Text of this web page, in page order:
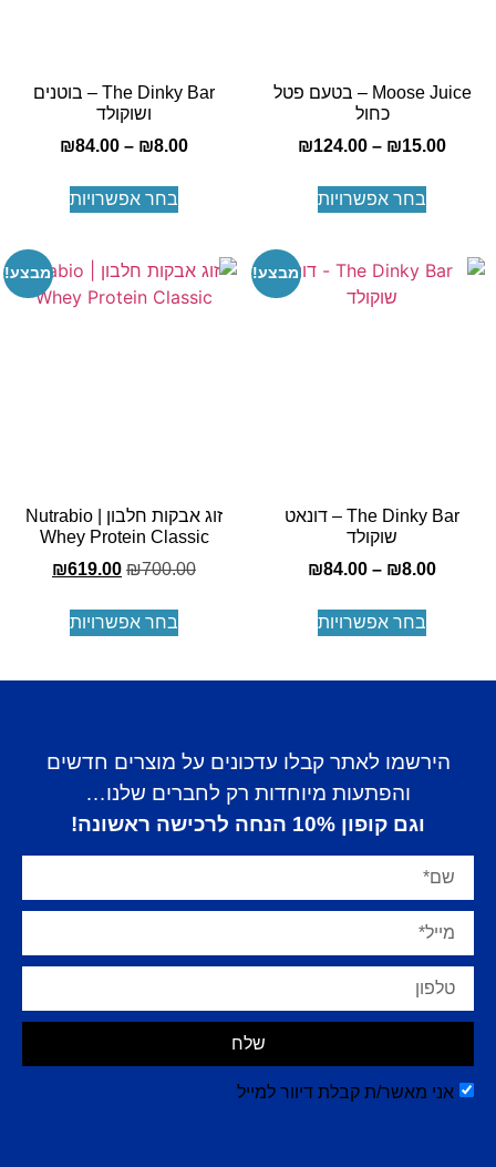
Moose Juice – בטעם פטל
כחול
₪15.00
–
₪124.00
בחר אפשרויות
The Dinky Bar – בוטנים
ושוקולד
₪8.00
–
₪84.00
בחר אפשרויות
מבצע!
The Dinky Bar – דונאט
שוקולד
₪8.00
–
₪84.00
בחר אפשרויות
מבצע!
זוג אבקות חלבון | Nutrabio
Whey Protein Classic
₪700.00
₪619.00
בחר אפשרויות
הירשמו לאתר קבלו עדכונים על מוצרים חדשים
והפתעות מיוחדות רק לחברים שלנו…
וגם קופון 10% הנחה לרכישה ראשונה!
אני מאשר/ת קבלת דיוור למייל
שלח